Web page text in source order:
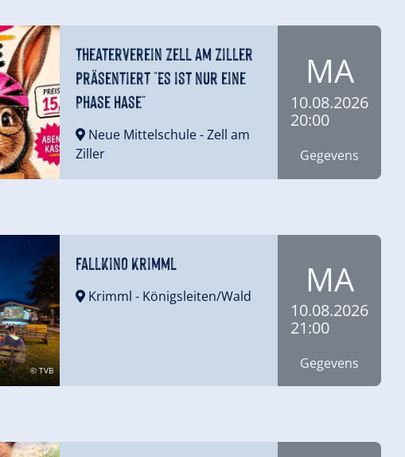
Theaterverein Zell am Ziller
präsentiert "Es ist nur eine
Phase Hase"
Neue Mittelschule- Zell am
Ziller
MA
10.08.2026
20:00
Gegevens
© TVB
Fallkino Krimml
Krimml - Königsleiten/Wald MA
10.08.2026
21:00
Gegevens